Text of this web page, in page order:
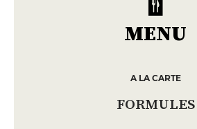
MENU
A LA CARTE
FORMULES